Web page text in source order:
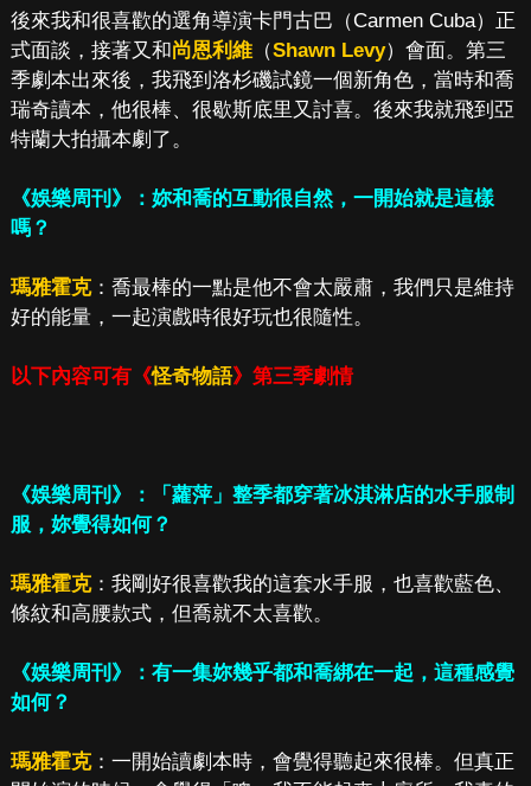
後來我和很喜歡的選角導演卡門古巴（Carmen Cuba）正
式面談，接著又和尚恩利維（Shawn Levy）會面。第三
季劇本出來後，我飛到洛杉磯試鏡一個新角色，當時和喬
瑞奇讀本，他很棒、很歇斯底里又討喜。後來我就飛到亞
特蘭大拍攝本劇了。
《娛樂周刊》：妳和喬的互動很自然，一開始就是這樣
嗎？
瑪雅霍克：喬最棒的一點是他不會太嚴肅，我們只是維持
好的能量，一起演戲時很好玩也很隨性。
以下內容可有《怪奇物語》第三季劇情
《娛樂周刊》：「蘿萍」整季都穿著冰淇淋店的水手服制
服，妳覺得如何？
瑪雅霍克：我剛好很喜歡我的這套水手服，也喜歡藍色、
條紋和高腰款式，但喬就不太喜歡。
《娛樂周刊》：有一集妳幾乎都和喬綁在一起，這種感覺
如何？
瑪雅霍克：一開始讀劇本時，會覺得聽起來很棒。但真正